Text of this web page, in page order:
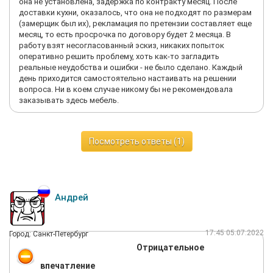
доставки кухни, оказалось, что она не подходят по размерам
(замерщик был их), рекламация по претензии составляет еще
месяц, то есть просрочка по договору будет 2 месяца. В
работу взят несогласованный эскиз, никаких попыток
оперативно решить проблему, хоть как-то загладить
реальные неудобства и ошибки - не было сделано. Каждый
день приходится самостоятельно настаивать на решении
вопроса. Ни в коем случае никому бы не рекомендовала
заказывать здесь мебель.
Посмотреть ответы (1)
Андрей
Город: Санкт-Петербург 17:45 05.07.2022
Отрицательное
впечатление